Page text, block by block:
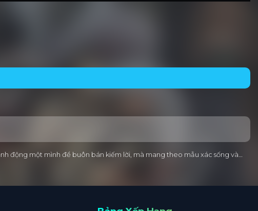
động một mình để buôn bán kiếm lời, mà mang theo mẫu xác sống và…